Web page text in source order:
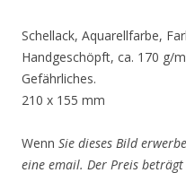
Schellack, Aquarellfarbe,
Handgeschöpft, ca. 170 g/
Gefährliches.
210 x 155 mm
Wenn Sie dieses Bild
eine email. Der Preis